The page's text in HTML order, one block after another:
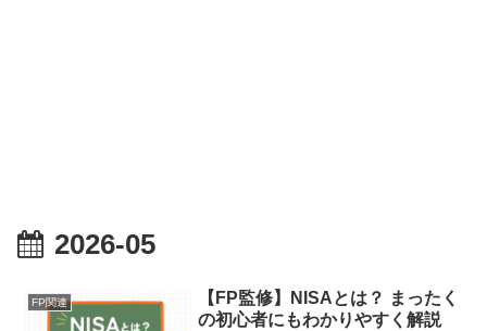
2026-05
FP関連
【FP監修】NISAとは？ まったく
の初心者にもわかりやすく解説